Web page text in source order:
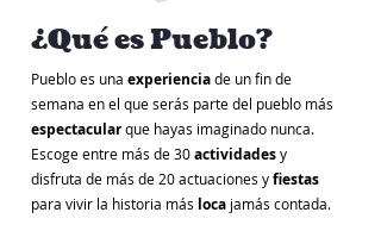
¿Qué es Pueblo?
Pueblo es una experienciade un fin de
semana en el que serás parte del pueblo más
espectacularque hayas imaginado nunca.
Escoge entre más de 30actividadesy
disfruta de más de 20 actuaciones yfiestas
para vivir la historia más loca jamás contada.